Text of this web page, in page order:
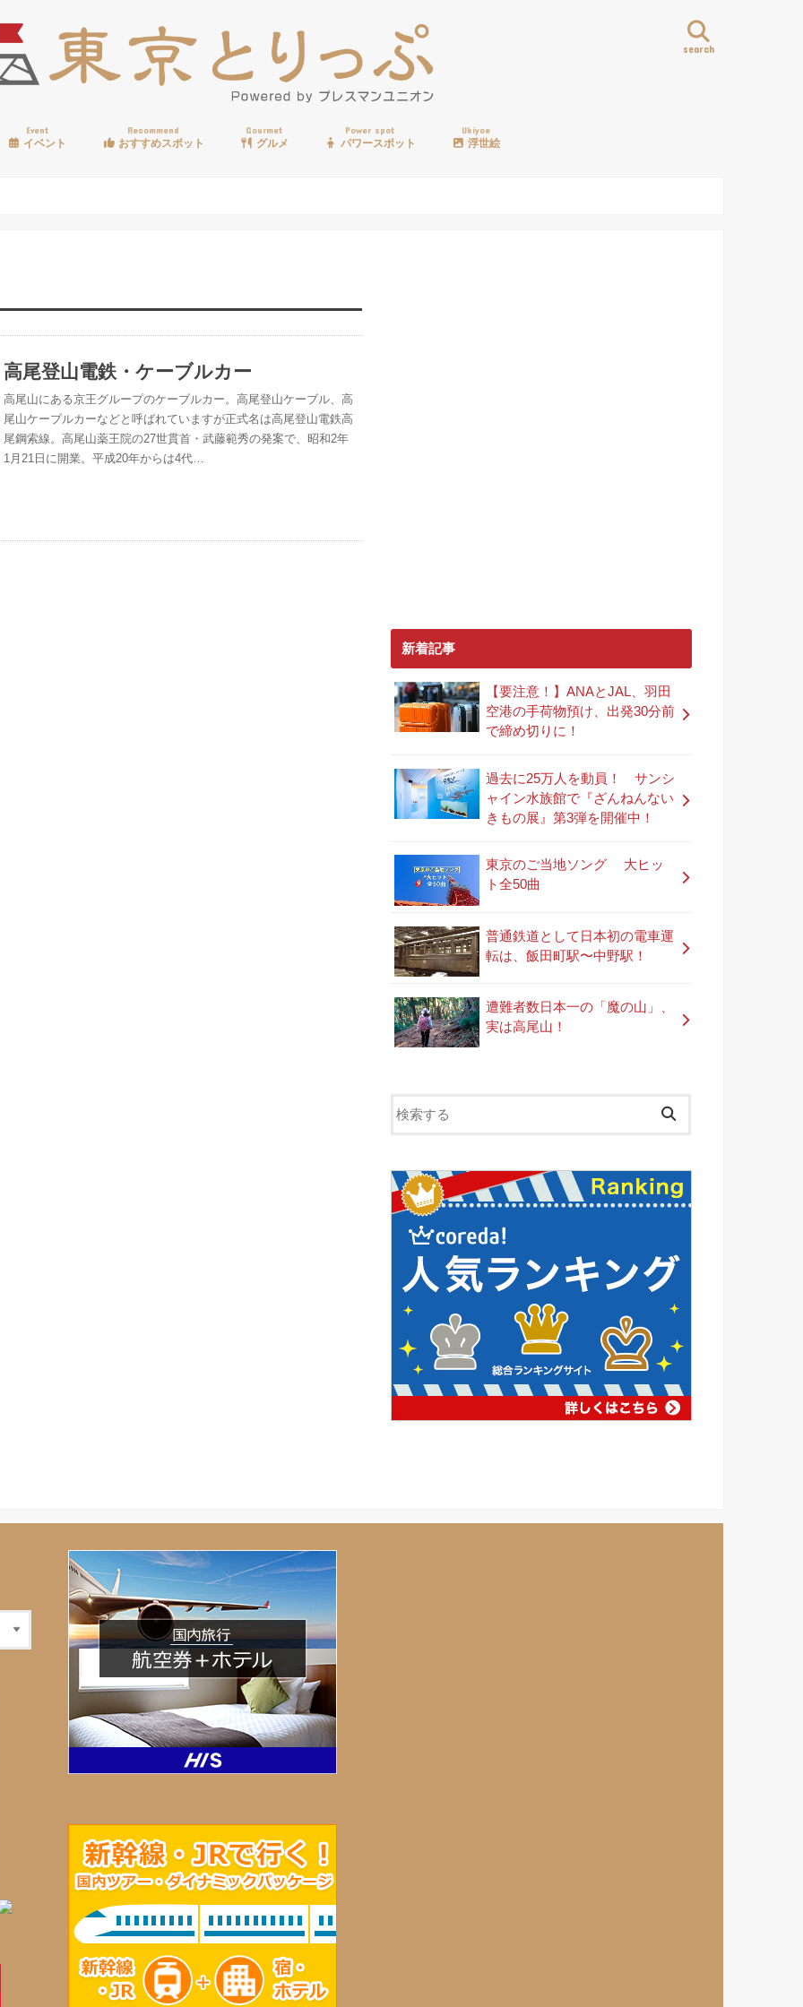
search
Event
イベント
Recommend
おすすめスポット
Gourmet
グルメ
Power spot
パワースポット
Ukiyoe
浮世絵
高尾登山電鉄・ケーブルカー
高尾山にある京王グループのケーブルカー。高尾登山ケーブル、高
尾山ケーブルカーなどと呼ばれていますが正式名は高尾登山電鉄高
尾鋼索線。高尾山薬王院の27世貫首・武藤範秀の発案で、昭和2年
1月21日に開業。平成20年からは4代…
新着記事
【要注意！】ANAとJAL、羽田
空港の手荷物預け、出発30分前
で締め切りに！
過去に25万人を動員！ サンシ
ャイン水族館で『ざんねんない
きもの展』第3弾を開催中！
東京のご当地ソング 大ヒッ
ト全50曲
普通鉄道として日本初の電車運
転は、飯田町駅〜中野駅！
遭難者数日本一の「魔の山」、
実は高尾山！